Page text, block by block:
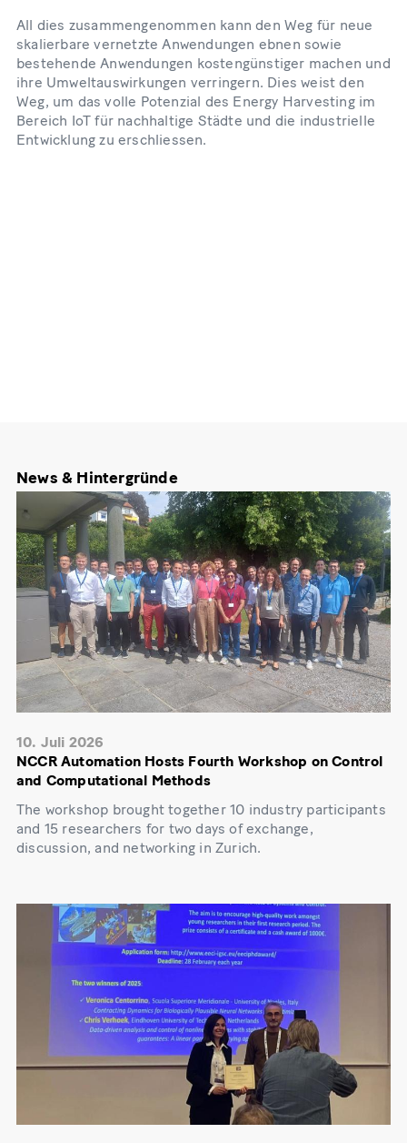
All dies zusammengenommen kann den Weg für neue
skalierbare vernetzte Anwendungen ebnen sowie
bestehende Anwendungen kostengünstiger machen und
ihre Umweltauswirkungen verringern. Dies weist den
Weg, um das volle Potenzial des Energy Harvesting im
Bereich IoT für nachhaltige Städte und die industrielle
Entwicklung zu erschliessen.
News & Hintergründe
10. Juli 2026
NCCR Automation Hosts Fourth Workshop on Control
and Computational Methods
The workshop brought together 10 industry participants
and 15 researchers for two days of exchange,
discussion, and networking in Zurich.